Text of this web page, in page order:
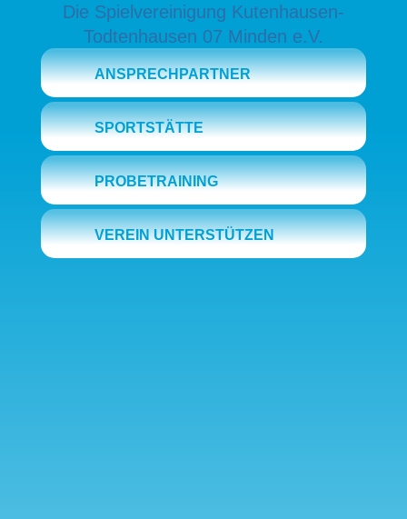
Die Spielvereinigung Kutenhausen-
Todtenhausen 07 Minden e.V.
ANSPRECHPARTNER
SPORTSTÄTTE
PROBETRAINING
VEREIN UNTERSTÜTZEN